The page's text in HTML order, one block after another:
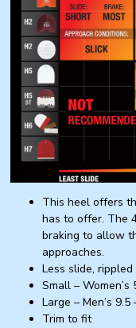
This heel offers
has to offer. The
braking to allow
approaches.
Less slide,
Small – Women’s
Large – Men’s 9.5
Trim to fit